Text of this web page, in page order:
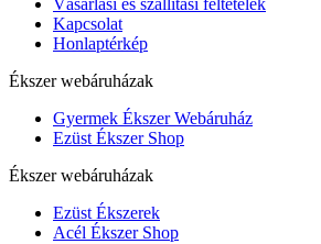
Vásárlási és szállítási feltételek
Kapcsolat
Honlaptérkép
Ékszer webáruházak
Gyermek Ékszer Webáruház
Ezüst Ékszer Shop
Ékszer webáruházak
Ezüst Ékszerek
Acél Ékszer Shop